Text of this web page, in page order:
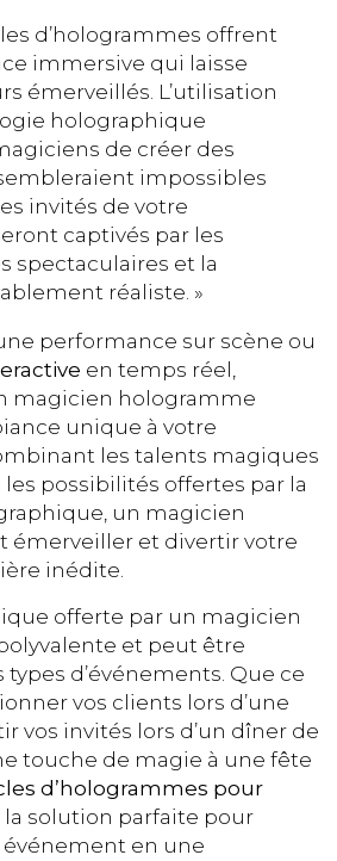
d’hologrammes offrent
immersive qui laisse
émerveillés. L’utilisation
holographique
de créer des
impossibles
invités de votre
captivés par les
spectaculaires et la
réaliste. »
performance sur scène ou
en temps réel,
magicien hologramme
unique à votre
les talents magiques
possibilités offertes par la
un magicien
émerveiller et divertir votre
inédite.
offerte par un magicien
et peut être
types d’événements. Que ce
vos clients lors d’une
vos invités lors d’un dîner de
touche de magie à une fête
d’hologrammes pour
la solution parfaite pour
en une